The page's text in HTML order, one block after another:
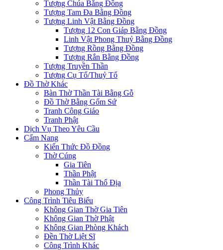
Tượng Chúa Bằng Đồng
Tượng Tam Đa Bằng Đồng
Tượng Linh Vật Bằng Đồng
Tượng 12 Con Giáp Bằng Đồng
Linh Vật Phong Thuỷ Bằng Đồng
Tượng Rồng Bằng Đồng
Tượng Rắn Bằng Đồng
Tượng Truyền Thần
Tượng Cụ Tổ/Thuỷ Tổ
Đồ Thờ Khác
Bàn Thờ Thần Tài Bằng Gỗ
Đồ Thờ Bằng Gốm Sứ
Tranh Công Giáo
Tranh Phật
Dịch Vụ Theo Yêu Cầu
Cẩm Nang
Kiến Thức Đồ Đồng
Thờ Cúng
Gia Tiên
Thần Phật
Thần Tài Thổ Địa
Phong Thủy
Công Trình Tiêu Biểu
Không Gian Thờ Gia Tiên
Không Gian Thờ Phật
Không Gian Phòng Khách
Đền Thờ Liệt Sĩ
Công Trình Khác